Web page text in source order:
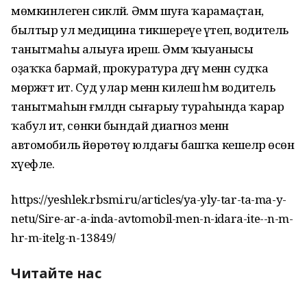
мөмкинлеген сикләй. Әммә шуға ҡарамаҫтан,
былтыр ул медицина тикшереүе үтеп, водитель
танытмаһы алыуға ирешә. Әммә ҡыуанысы
оҙаҡҡа бармай, прокуратура дәғүә менән судҡа
мөрәжәғәт итә. Суд улар менән килешә һәм водитель
танытмаһын ғәмәлдән сығарыу тураһында ҡарар
ҡабул итә, сөнки бындай диагноз менән
автомобиль йөрөтөү юлдағы башҡа кешеләр өсөн
хәүефле.
https://yeshlek.rbsmi.ru/articles/ya-yly-tar-ta-ma-y-
netu/Sire-ar-a-inda-avtomobil-men-n-idara-ite--n-m-
hr-m-itelg-n-13849/
Читайте нас